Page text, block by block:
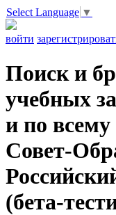
Select Language ▼
войти
Поиск и
учебных
и по
Совет-
(бета-